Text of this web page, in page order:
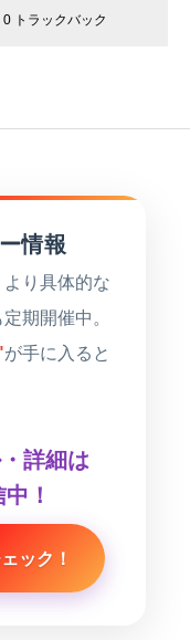
0 トラックバック
情報
り具体的な
期開催中。
が手に入ると
詳細は
！
ック！